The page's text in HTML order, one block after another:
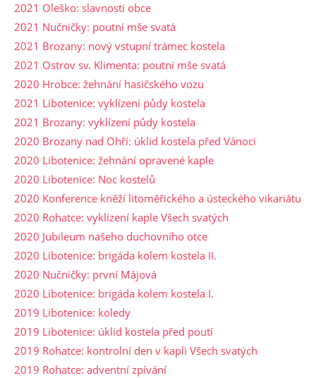
2021 Oleško: slavnosti obce
2021 Nučničky: poutní mše svatá
2021 Brozany: nový vstupní trámec kostela
2021 Ostrov sv. Klimenta: poutní mše svatá
2020 Hrobce: žehnání hasičského vozu
2021 Libotenice: vyklízení půdy kostela
2021 Brozany: vyklízení půdy kostela
2020 Brozany nad Ohří: úklid kostela před Vánoci
2020 Libotenice: žehnání opravené kaple
2020 Libotenice: Noc kostelů
2020 Konference kněží litoměřického a ústeckého vikariátu
2020 Rohatce: vyklízení kaple Všech svatých
2020 Jubileum našeho duchovního otce
2020 Libotenice: brigáda kolem kostela II.
2020 Nučničky: první Májová
2020 Libotenice: brigáda kolem kostela I.
2019 Libotenice: koledy
2019 Libotenice: úklid kostela před poutí
2019 Rohatce: kontrolní den v kapli Všech svatých
2019 Rohatce: adventní zpívání